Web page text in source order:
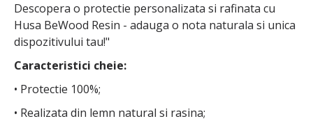
Descopera o protectie personalizata si rafinata cu
Husa BeWood Resin - adauga o nota naturala si unica
dispozitivului tau!"
Caracteristici cheie:
• Protectie 100%;
• Realizata din lemn natural si rasina;